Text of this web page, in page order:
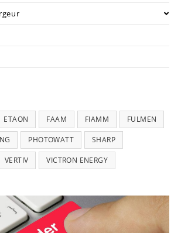
ETAON FAAM FIAMM FULMEN
PHOTOWATT SHARP
VERTIV VICTRON ENERGY